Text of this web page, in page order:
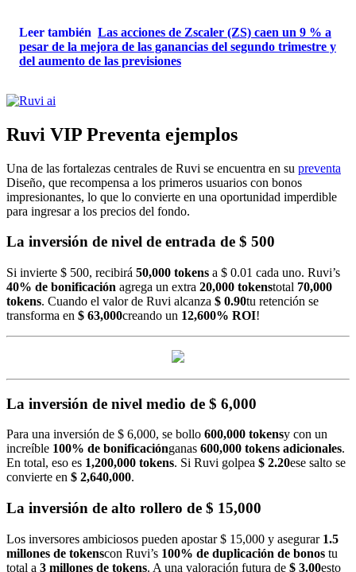
Leer también Las acciones de Zscaler (ZS) caen un 9 % a
pesar de la mejora de las ganancias del segundo trimestre y
del aumento de las previsiones
Ruvi VIP Preventa ejemplos
Una de las fortalezas centrales de Ruvi se encuentra en su preventa
Diseño, que recompensa a los primeros usuarios con bonos
impresionantes, lo que lo convierte en una oportunidad imperdible
para ingresar a los precios del fondo.
La inversión de nivel de entrada de $ 500
Si invierte $ 500, recibirá 50,000 tokens a $ 0.01 cada uno. Ruvi’s
40% de bonificación agrega un extra 20,000 tokenstotal 70,000
tokens. Cuando el valor de Ruvi alcanza $ 0.90tu retención se
transforma en $ 63,000creando un 12,600% ROI!
La inversión de nivel medio de $ 6,000
Para una inversión de $ 6,000, se bollo 600,000 tokensy con un
increíble 100% de bonificaciónganas 600,000 tokens adicionales.
En total, eso es 1,200,000 tokens. Si Ruvi golpea $ 2.20ese salto se
convierte en $ 2,640,000.
La inversión de alto rollero de $ 15,000
Los inversores ambiciosos pueden apostar $ 15,000 y asegurar 1.5
millones de tokenscon Ruvi’s 100% de duplicación de bonos tu
total a 3 millones de tokens. A una valoración futura de $ 3.00esto